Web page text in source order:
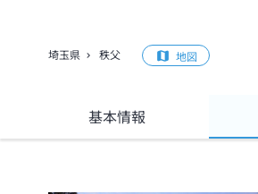
埼玉県 秩父 地図
基本情報